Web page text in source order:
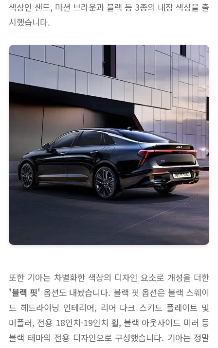
색상인 샌드, 마션 브라운과 블랙 등 3종의 내장 색상을 출
시했습니다.
또한 기아는 차별화한 색상의 디자인 요소로 개성을 더한
'블랙 핏' 옵션도 내놨습니다. 블랙 핏 옵션은 블랙 스웨이
드 헤드라이닝 인테리어, 리어 다크 스키드 플레이트 및
머플러, 전용 18인치·19인치 휠, 블랙 아웃사이드 미러 등
블랙 테마의 전용 디자인으로 구성했습니다. 기아는 정말